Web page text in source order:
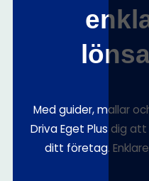
Med guider, mallar
Driva Eget Plus dig
ditt företag.